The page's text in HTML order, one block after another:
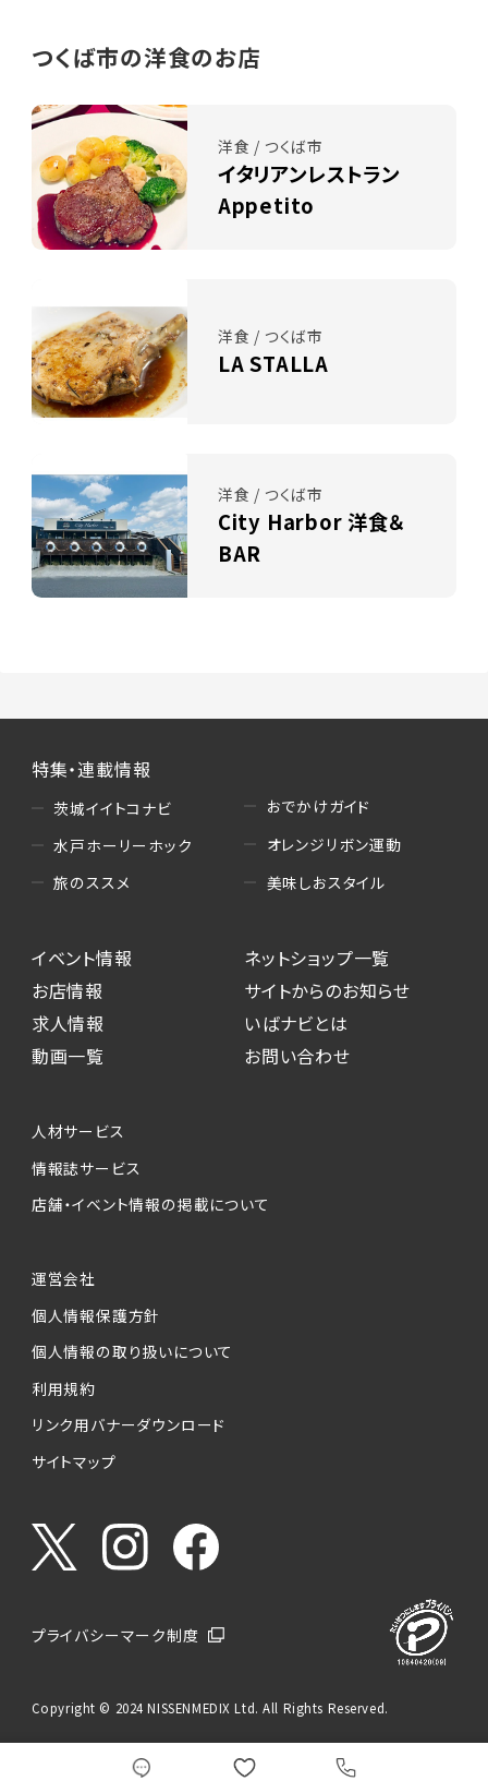
つくば市の洋食のお店
洋食 / つくば市
イタリアンレストラン
Appetito
洋食 / つくば市
LA STALLA
洋食 / つくば市
City Harbor 洋食＆
BAR
特集・連載情報
茨城イイトコナビ
水戸ホーリーホック
旅のススメ
おでかけガイド
オレンジリボン運動
美味しおスタイル
イベント情報
お店情報
求人情報
動画一覧
ネットショップ一覧
サイトからのお知らせ
いばナビとは
お問い合わせ
人材サービス
情報誌サービス
店舗・イベント情報の掲載について
運営会社
個人情報保護方針
個人情報の取り扱いについて
利用規約
リンク用バナーダウンロード
サイトマップ
プライバシーマーク制度
Copyright © 2024 NISSENMEDIX Ltd. All Rights Reserved.